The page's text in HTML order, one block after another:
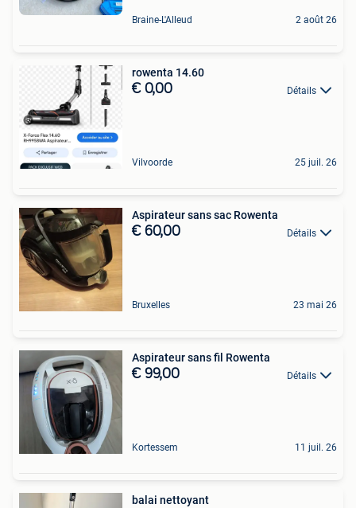
Braine-L'Alleud 2 août 26
rowenta 14.60
€ 0,00 Détails
Vilvoorde 25 juil. 26
Aspirateur sans sac Rowenta
€ 60,00 Détails
Bruxelles 23 mai 26
Aspirateur sans fil Rowenta
€ 99,00 Détails
Kortessem 11 juil. 26
balai nettoyant